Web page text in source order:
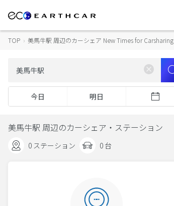
TOP › 美馬牛駅 周辺のカーシェア New Times for Carsharing
今日 明日
美馬牛駅 周辺のカーシェア・ステーション
0 ステーション 0 台